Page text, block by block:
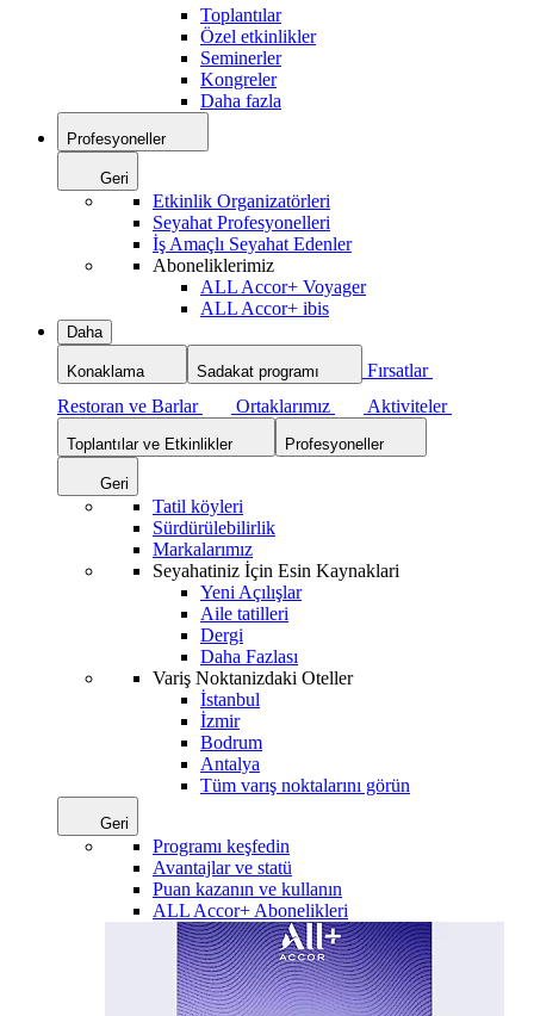
Toplantılar
Özel etkinlikler
Seminerler
Kongreler
Daha fazla
Profesyoneller
Geri
Etkinlik Organizatörleri
Seyahat Profesyonelleri
İş Amaçlı Seyahat Edenler
Aboneliklerimiz
ALL Accor+ Voyager
ALL Accor+ ibis
Daha
Konaklama Sadakat programı
Fırsatlar
Restoran ve Barlar
Ortaklarımız Aktiviteler
Toplantılar ve Etkinlikler Profesyoneller
Geri
Tatil köyleri
Sürdürülebilirlik
Markalarımız
Seyahatiniz İçin Esin Kaynaklari
Yeni Açılışlar
Aile tatilleri
Dergi
Daha Fazlası
Variş Noktanizdaki Oteller
İstanbul
İzmir
Bodrum
Antalya
Tüm varış noktalarını görün
Geri
Programı keşfedin
Avantajlar ve statü
Puan kazanın ve kullanın
ALL Accor+ Abonelikleri